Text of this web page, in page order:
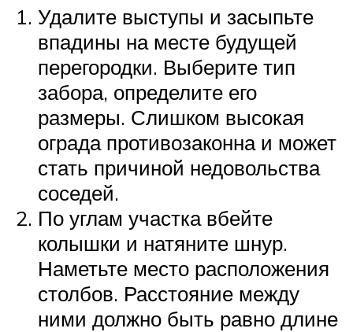
Удалите выступы и засыпьте
впадины на месте будущей
перегородки. Выберите тип
забора, определите его
размеры. Слишком высокая
ограда противозаконна и может
стать причиной недовольства
соседей.
По углам участка вбейте
колышки и натяните шнур.
Наметьте место расположения
столбов. Расстояние между
ними должно быть равно длине